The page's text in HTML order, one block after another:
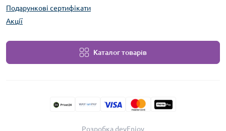
Подарункові сертифікати
Акції
Каталог товарів
Розробка devEnjoy